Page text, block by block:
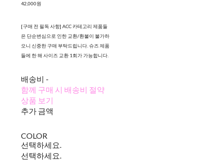
42,000원
[구매 전 필독 사항] ACC 카테고리 제품들
은 단순변심으로 인한 교환/환불이 불가하
오니 신중한 구매 부탁드립니다. 슈즈 제품
들에 한 해 사이즈 교환 1회가 가능합니다.
배송비 -
함께 구매 시 배송비 절약
상품 보기
추가 금액
COLOR
선택하세요.
선택하세요.